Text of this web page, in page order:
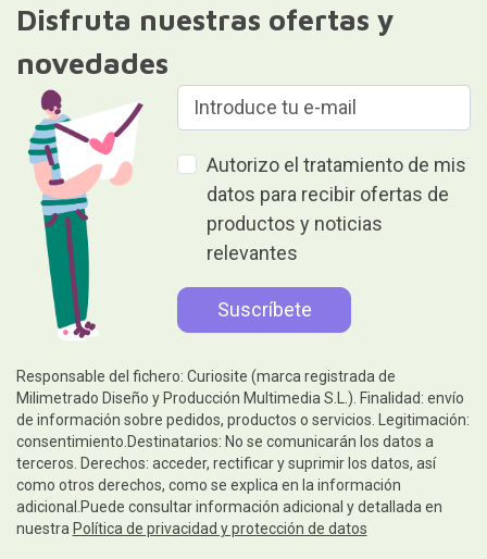
Disfruta nuestras ofertas y
novedades
Autorizo el tratamiento de mis
datos para recibir ofertas de
productos y noticias
relevantes
Responsable del fichero: Curiosite (marca registrada de
Milimetrado Diseño y Producción Multimedia S.L.). Finalidad: envío
de información sobre pedidos, productos o servicios. Legitimación:
consentimiento.Destinatarios: No se comunicarán los datos a
terceros. Derechos: acceder, rectificar y suprimir los datos, así
como otros derechos, como se explica en la información
adicional.Puede consultar información adicional y detallada en
nuestra Política de privacidad y protección de datos